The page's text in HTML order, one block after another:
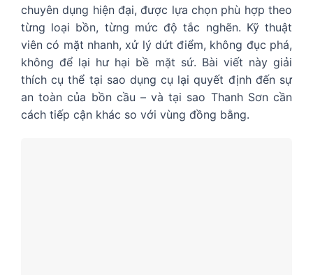
chuyên dụng hiện đại, được lựa chọn phù hợp theo
từng loại bồn, từng mức độ tắc nghẽn. Kỹ thuật
viên có mặt nhanh, xử lý dứt điểm, không đục phá,
không để lại hư hại bề mặt sứ. Bài viết này giải
thích cụ thể tại sao dụng cụ lại quyết định đến sự
an toàn của bồn cầu – và tại sao Thanh Sơn cần
cách tiếp cận khác so với vùng đồng bằng.